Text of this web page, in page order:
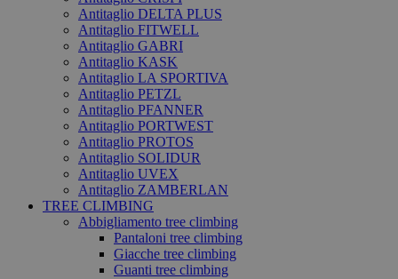
Antitaglio DELTA PLUS
Antitaglio FITWELL
Antitaglio GABRI
Antitaglio KASK
Antitaglio LA SPORTIVA
Antitaglio PETZL
Antitaglio PFANNER
Antitaglio PORTWEST
Antitaglio PROTOS
Antitaglio SOLIDUR
Antitaglio UVEX
Antitaglio ZAMBERLAN
TREE CLIMBING
Abbigliamento tree climbing
Pantaloni tree climbing
Giacche tree climbing
Guanti tree climbing